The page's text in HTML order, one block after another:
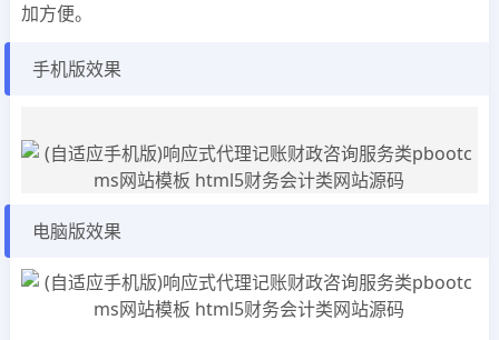
加方便。
手机版效果
电脑版效果